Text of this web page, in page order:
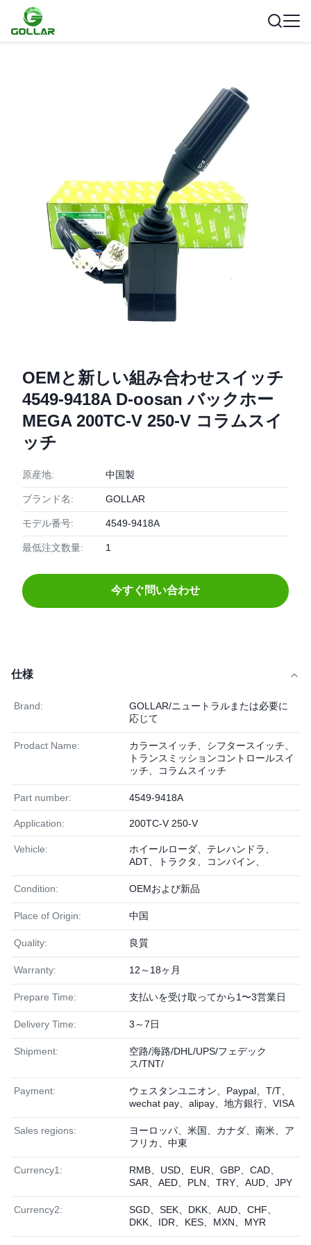
OEMと新しい組み合わせスイッチ
4549-9418A D-oosan バックホー
MEGA 200TC-V 250-V コラムスイ
ッチ
原産地: 中国製
ブランド名: GOLLAR
モデル番号: 4549-9418A
最低注文数量: 1
今すぐ問い合わせ
仕様
Brand:
GOLLAR/ニュートラルまたは必要に
応じて
Prodact Name:
カラースイッチ、シフタースイッチ、
トランスミッションコントロールスイ
ッチ、コラムスイッチ
Part number: 4549-9418A
Application: 200TC-V 250-V
Vehicle:
ホイールローダ、テレハンドラ、
ADT、トラクタ、コンバイン、
Condition: OEMおよび新品
Place of Origin: 中国
Quality: 良質
Warranty: 12～18ヶ月
Prepare Time: 支払いを受け取ってから1〜3営業日
Delivery Time: 3～7日
Shipment:
空路/海路/DHL/UPS/フェデック
ス/TNT/
Payment:
ウェスタンユニオン、Paypal、T/T、
wechat pay、alipay、地方銀行、VISA
Sales regions:
ヨーロッパ、米国、カナダ、南米、ア
フリカ、中東
Currency1:
RMB、USD、EUR、GBP、CAD、
SAR、AED、PLN、TRY、AUD、JPY
Currency2:
SGD、SEK、DKK、AUD、CHF、
DKK、IDR、KES、MXN、MYR